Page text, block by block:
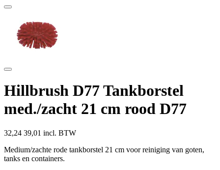
Hillbrush D77 Tankborstel
med./zacht 21 cm rood D77
32,24 39,01 incl. BTW
Medium/zachte rode tankborstel 21 cm voor reiniging van goten,
tanks en containers.